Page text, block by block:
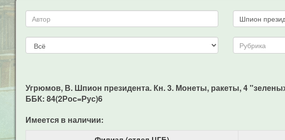
Угрюмов, В. Шпион президента. Кн. 3. Монеты, ракеты, 4
ББК: 84(2Рос=Рус)6
Имеется в наличии: